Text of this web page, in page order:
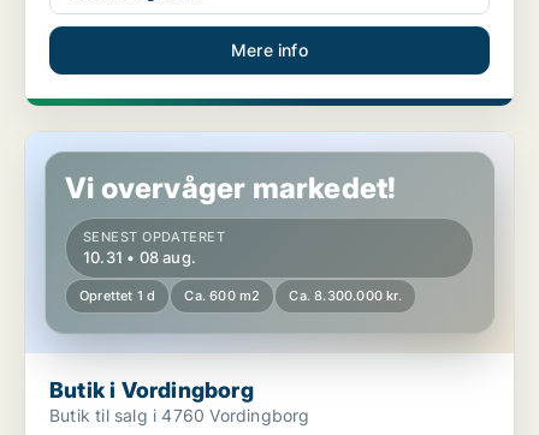
Mere info
Butik i Vordingborg
Vi overvåger markedet!
SENEST OPDATERET
10.31 • 08 aug.
Oprettet 1 d Ca. 600 m2 Ca. 8.300.000 kr.
Butik i Vordingborg
Butik til salg i 4760 Vordingborg